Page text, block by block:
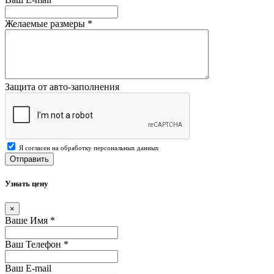
Желаемые размеры *
Защита от авто-заполнения
Я согласен на обработку персональных данных
Отправить
Узнать цену
×
Ваше Имя *
Ваш Телефон *
Ваш E-mail